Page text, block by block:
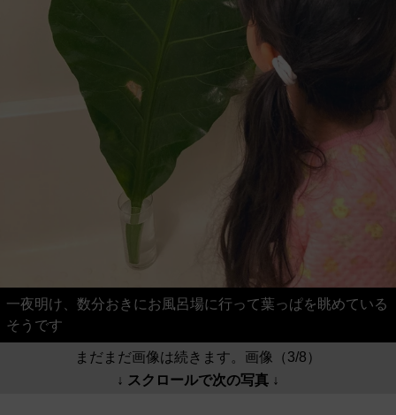
一夜明け、数分おきにお風呂場に行って葉っぱを眺めている
そうです
まだまだ画像は続きます。画像（3/8）
↓ スクロールで次の写真 ↓